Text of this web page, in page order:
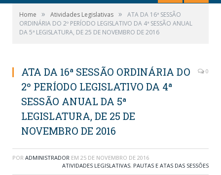
Home » Atividades Legislativas »
ATA DA 16ª SESSÃO
ORDINÁRIA DO 2º PERÍODO LEGISLATIVO DA 4ª SESSÃO ANUAL
DA 5ª LEGISLATURA, DE 25 DE NOVEMBRO DE 2016
ATA DA 16ª SESSÃO ORDINÁRIA DO
2º PERÍODO LEGISLATIVO DA 4ª
SESSÃO ANUAL DA 5ª
LEGISLATURA, DE 25 DE
NOVEMBRO DE 2016
0
POR ADMINISTRADOR EM 25 DE NOVEMBRO DE 2016
ATIVIDADES LEGISLATIVAS, PAUTAS E ATAS DAS SESSÕES